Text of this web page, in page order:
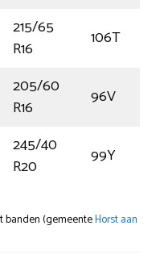
215/65
R16
106T
205/60
R16
96V
245/40
R20
99Y
banden (gemeenteHorst aan